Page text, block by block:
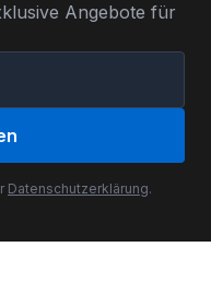
Angebote für
Datenschutzerklärung.